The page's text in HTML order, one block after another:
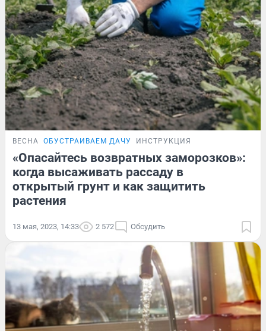
ВЕСНА ОБУСТРАИВАЕМ ДАЧУ ИНСТРУКЦИЯ
«Опасайтесь возвратных заморозков»:
когда высаживать рассаду в
открытый грунт и как защитить
растения
13 мая, 2023, 14:33 2 572 Обсудить